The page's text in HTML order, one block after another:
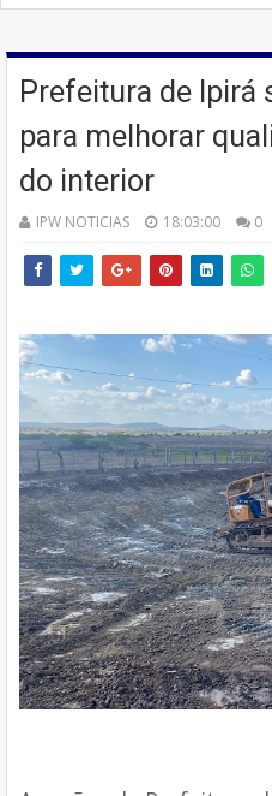
Prefeitura de Ipirá
para melhorar
do interior
IPW NOTICIAS 18:03:00 0